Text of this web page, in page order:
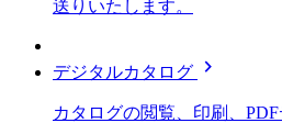
送りいたします。
デジタルカタログ chevron_right
カタログの閲覧、印刷、